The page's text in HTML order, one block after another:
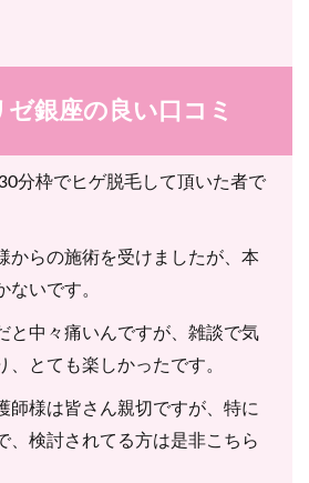
ゼ銀座の良い口コミ
分枠でヒゲ脱毛して頂いた者で
からの施術を受けましたが、本
ないです。
と中々痛いんですが、雑談で気
、とても楽しかったです。
師様は皆さん親切ですが、特に
、検討されてる方は是非こちら